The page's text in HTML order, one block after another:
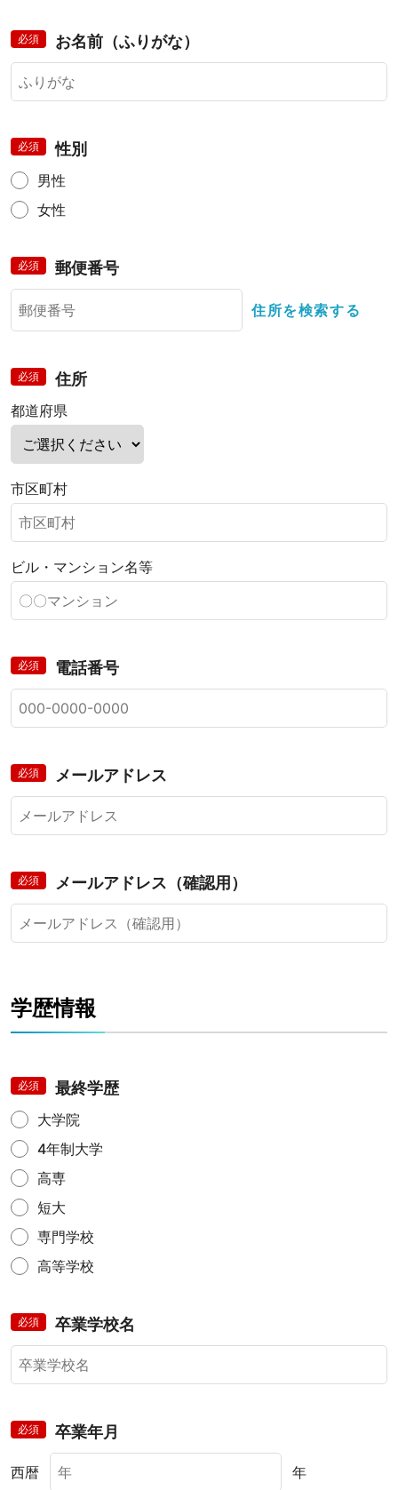
必須 お名前（ふりがな）
必須 性別
男性
女性
必須 郵便番号
住所を検索する
必須 住所
都道府県
市区町村
ビル・マンション名等
必須 電話番号
必須 メールアドレス
必須 メールアドレス（確認用）
学歴情報
必須 最終学歴
大学院
4年制大学
高専
短大
専門学校
高等学校
必須 卒業学校名
必須 卒業年月
西暦 年